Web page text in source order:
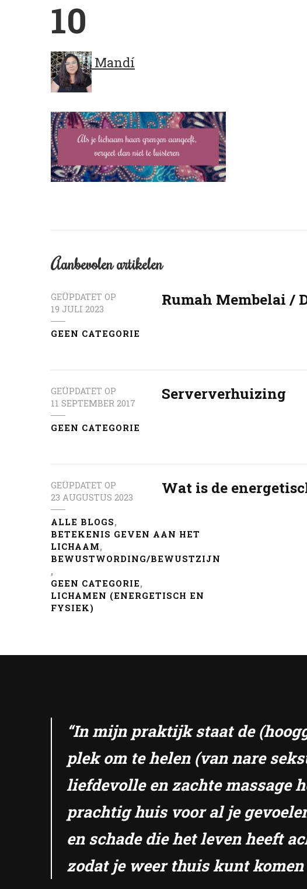
10
Mandí
Aanbevolen artikelen
GEÜPDATET OP
19 JULI 2023
GEEN CATEGORIE
Rumah Membelai /
GEÜPDATET OP
11 SEPTEMBER 2017
GEEN CATEGORIE
Serververhuizing
GEÜPDATET OP
23 AUGUSTUS 2023
ALLE BLOGS
BETEKENIS GEVEN AAN HET
LICHAAM
BEWUSTWORDING/BEWUSTZIJN
GEEN CATEGORIE
LICHAMEN (ENERGETISCH EN
FYSIEK)
Wat is de
“In mijn praktijk staat de
plek om te helen (van nare
liefdevolle en zachte massage
prachtig huis voor al je
en schade die het leven heeft
zodat je weer thuis kunt komen